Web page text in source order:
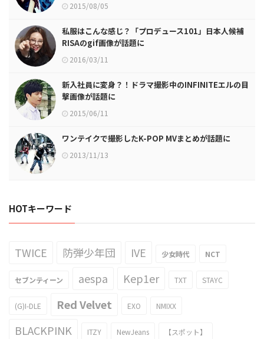
2015/08/05
私服はこんな感じ？「プロデュース101」日本人候補
RISAのgif画像が話題に
2016/03/11
新入社員に変身？！ドラマ撮影中のINFINITEエルの目
撃画像が話題に
2015/06/11
ワンテイクで撮影したK-POP MVまとめが話題に
2013/11/13
HOTキーワード
TWICE 防弾少年団 IVE 少女時代 NCT
セブンティーン aespa Kep1er TXT STAYC
(G)I-DLE Red Velvet EXO NMIXX
BLACKPINK ITZY NewJeans 【スポット】